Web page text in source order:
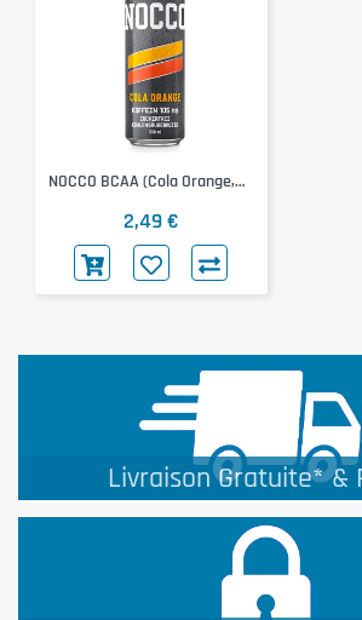
NOCCO BCAA (Cola Orange,
2,49 €
Livraison Gratuite* &